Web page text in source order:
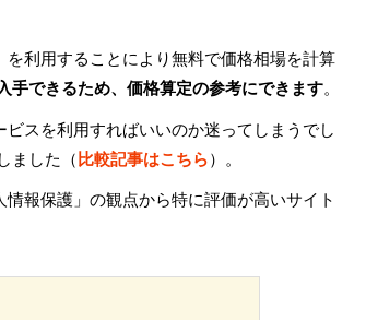
を利用することにより無料で価格相場を計算
手できるため、価格算定の参考にできます。
スを利用すればいいのか迷ってしまうでし
しました（比較記事はこちら）。
報保護」の観点から特に評価が高いサイト